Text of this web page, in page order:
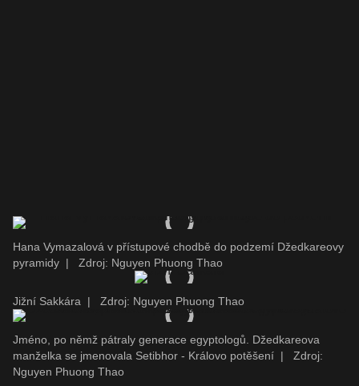
Hana Vymazalová v přístupové chodbě do podzemí Džedkareovy
pyramidy | Zdroj: Nguyen Phuong Thao
Jižní Sakkára | Zdroj: Nguyen Phuong Thao
Jméno, po němž pátraly generace egyptologů. Džedkareova
manželka se jmenovala Setibhor - Královo potěšení |
Zdroj:
Nguyen Phuong Thao